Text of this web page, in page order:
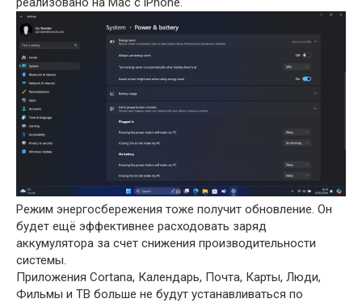
Режим энергосбережения тоже получит обновление. Он
будет ещё эффективнее расходовать заряд
аккумулятора за счет снижения производительности
системы.
Приложения Cortana, Календарь, Почта, Карты, Люди,
Фильмы и ТВ больше не будут устанавливаться по